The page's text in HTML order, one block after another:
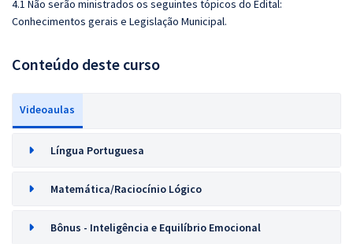
4.1 Não serão ministrados os seguintes tópicos do Edital:
Conhecimentos gerais e Legislação Municipal.
Conteúdo deste curso
Videoaulas
Língua Portuguesa
Matemática/Raciocínio Lógico
Bônus - Inteligência e Equilíbrio Emocional